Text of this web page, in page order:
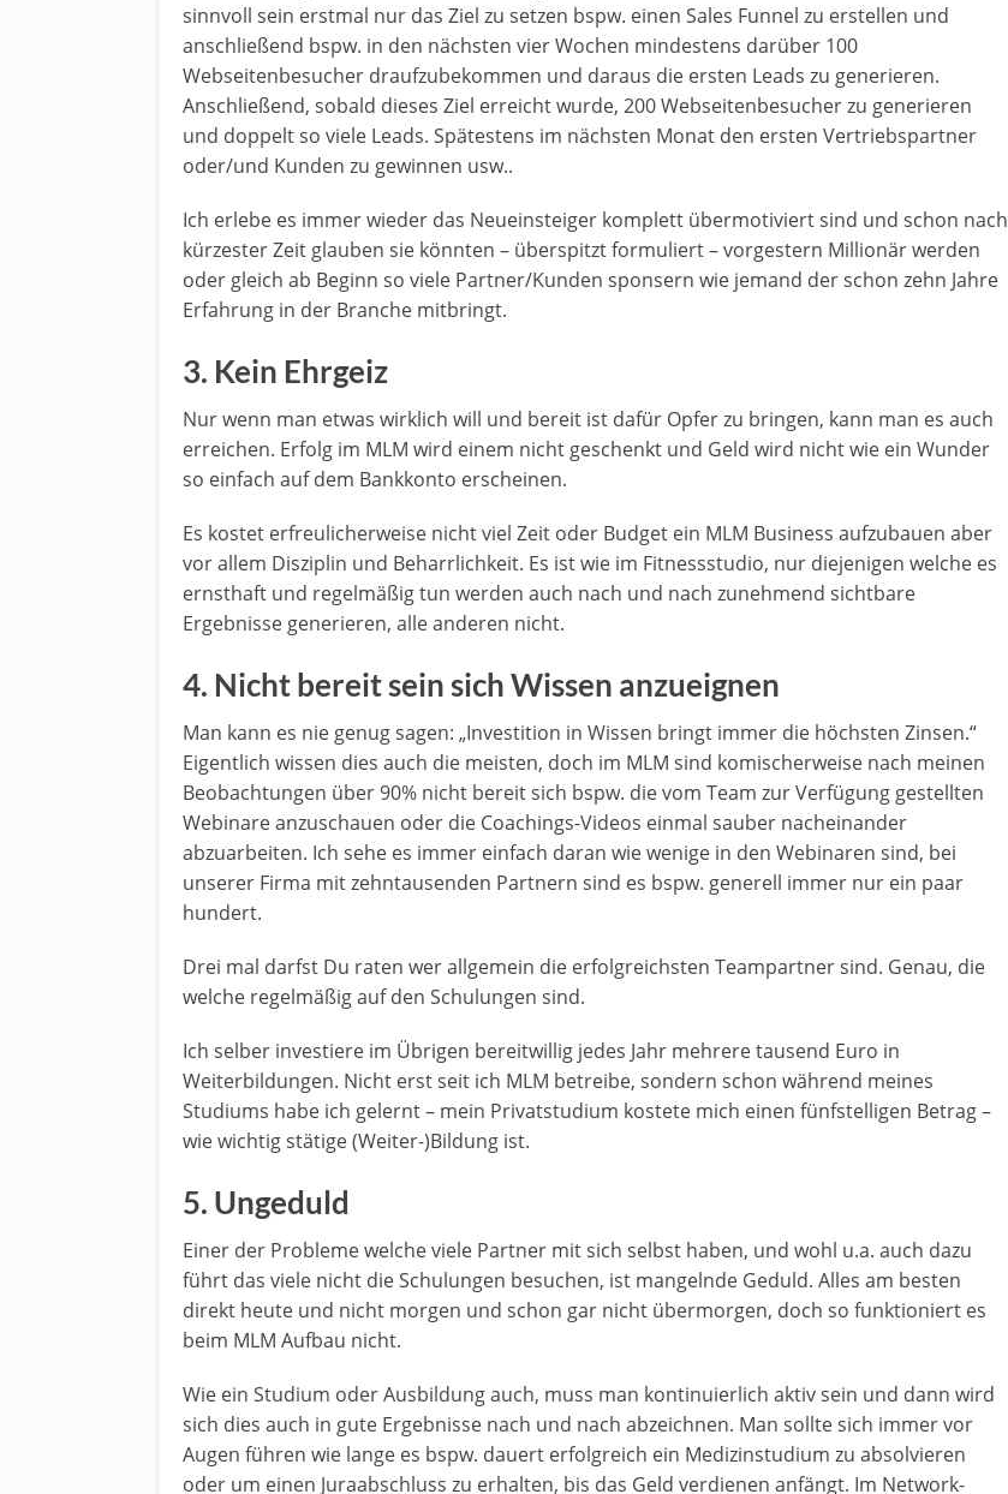
sinnvoll sein erstmal nur das Ziel zu setzen bspw. einen Sales Funnel zu erstellen und
anschließend bspw. in den nächsten vier Wochen mindestens darüber 100
Webseitenbesucher draufzubekommen und daraus die ersten Leads zu generieren.
Anschließend, sobald dieses Ziel erreicht wurde, 200 Webseitenbesucher zu generieren
und doppelt so viele Leads. Spätestens im nächsten Monat den ersten Vertriebspartner
oder/und Kunden zu gewinnen usw..
Ich erlebe es immer wieder das Neueinsteiger komplett übermotiviert sind und schon nach
kürzester Zeit glauben sie könnten – überspitzt formuliert – vorgestern Millionär werden
oder gleich ab Beginn so viele Partner/Kunden sponsern wie jemand der schon zehn Jahre
Erfahrung in der Branche mitbringt.
3. Kein Ehrgeiz
Nur wenn man etwas wirklich will und bereit ist dafür Opfer zu bringen, kann man es auch
erreichen. Erfolg im MLM wird einem nicht geschenkt und Geld wird nicht wie ein Wunder
so einfach auf dem Bankkonto erscheinen.
Es kostet erfreulicherweise nicht viel Zeit oder Budget ein MLM Business aufzubauen aber
vor allem Disziplin und Beharrlichkeit. Es ist wie im Fitnessstudio, nur diejenigen welche es
ernsthaft und regelmäßig tun werden auch nach und nach zunehmend sichtbare
Ergebnisse generieren, alle anderen nicht.
4. Nicht bereit sein sich Wissen anzueignen
Man kann es nie genug sagen: „Investition in Wissen bringt immer die höchsten Zinsen.“
Eigentlich wissen dies auch die meisten, doch im MLM sind komischerweise nach meinen
Beobachtungen über 90% nicht bereit sich bspw. die vom Team zur Verfügung gestellten
Webinare anzuschauen oder die Coachings-Videos einmal sauber nacheinander
abzuarbeiten. Ich sehe es immer einfach daran wie wenige in den Webinaren sind, bei
unserer Firma mit zehntausenden Partnern sind es bspw. generell immer nur ein paar
hundert.
Drei mal darfst Du raten wer allgemein die erfolgreichsten Teampartner sind. Genau, die
welche regelmäßig auf den Schulungen sind.
Ich selber investiere im Übrigen bereitwillig jedes Jahr mehrere tausend Euro in
Weiterbildungen. Nicht erst seit ich MLM betreibe, sondern schon während meines
Studiums habe ich gelernt – mein Privatstudium kostete mich einen fünfstelligen Betrag –
wie wichtig stätige (Weiter-)Bildung ist.
5. Ungeduld
Einer der Probleme welche viele Partner mit sich selbst haben, und wohl u.a. auch dazu
führt das viele nicht die Schulungen besuchen, ist mangelnde Geduld. Alles am besten
direkt heute und nicht morgen und schon gar nicht übermorgen, doch so funktioniert es
beim MLM Aufbau nicht.
Wie ein Studium oder Ausbildung auch, muss man kontinuierlich aktiv sein und dann wird
sich dies auch in gute Ergebnisse nach und nach abzeichnen. Man sollte sich immer vor
Augen führen wie lange es bspw. dauert erfolgreich ein Medizinstudium zu absolvieren
oder um einen Juraabschluss zu erhalten, bis das Geld verdienen anfängt. Im Network-